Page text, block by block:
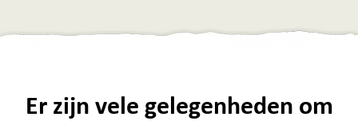
Er zijn vele gelegenheden om